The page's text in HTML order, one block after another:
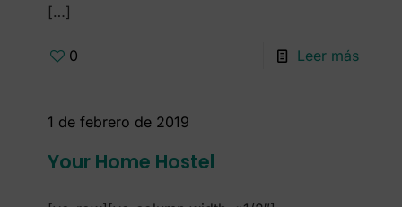
[…]
0 Leer más
1 de febrero de 2019
Your Home Hostel